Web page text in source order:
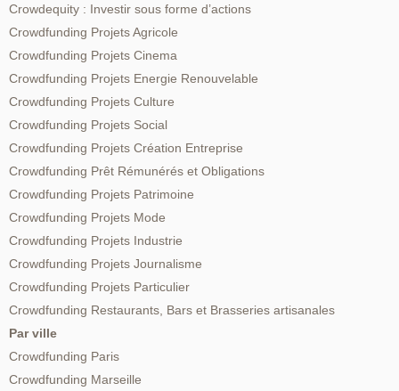
Crowdequity : Investir sous forme d’actions
Crowdfunding Projets Agricole
Crowdfunding Projets Cinema
Crowdfunding Projets Energie Renouvelable
Crowdfunding Projets Culture
Crowdfunding Projets Social
Crowdfunding Projets Création Entreprise
Crowdfunding Prêt Rémunérés et Obligations
Crowdfunding Projets Patrimoine
Crowdfunding Projets Mode
Crowdfunding Projets Industrie
Crowdfunding Projets Journalisme
Crowdfunding Projets Particulier
Crowdfunding Restaurants, Bars et Brasseries artisanales
Par ville
Crowdfunding Paris
Crowdfunding Marseille